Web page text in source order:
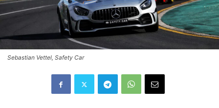
Sebastian Vettel, Safety Car